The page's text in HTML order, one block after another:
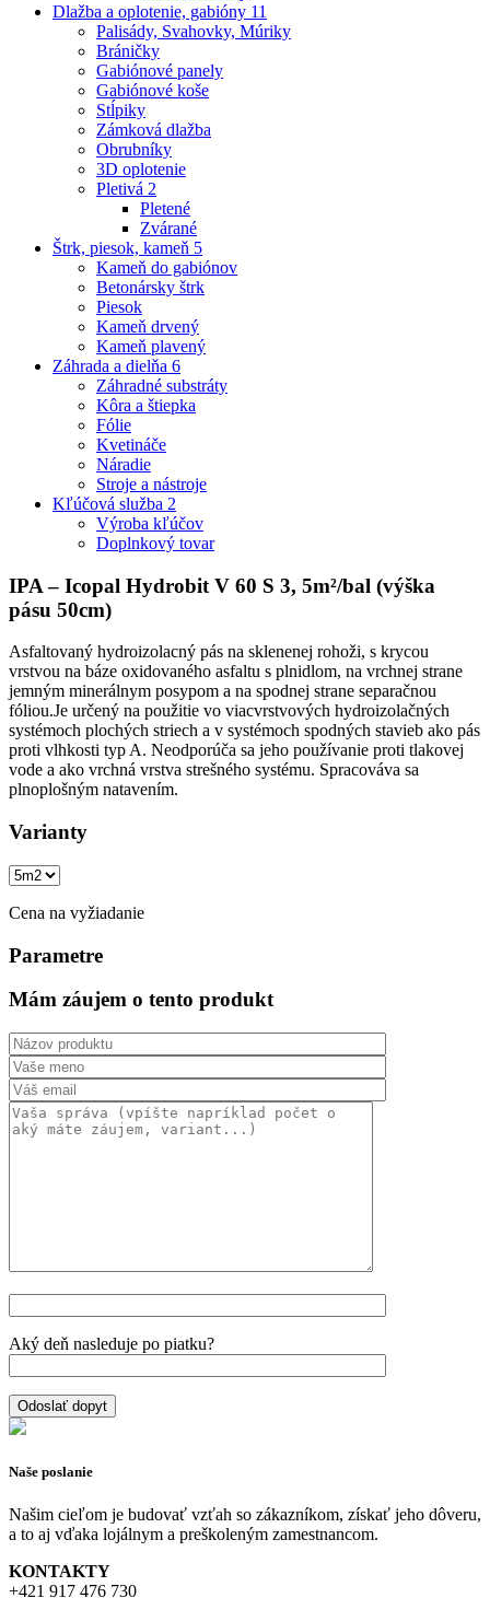
Dlažba a oplotenie, gabióny 11
Palisády, Svahovky, Múriky
Bráničky
Gabiónové panely
Gabiónové koše
Stĺpiky
Zámková dlažba
Obrubníky
3D oplotenie
Pletivá 2
Pletené
Zvárané
Štrk, piesok, kameň 5
Kameň do gabiónov
Betonársky štrk
Piesok
Kameň drvený
Kameň plavený
Záhrada a dielňa 6
Záhradné substráty
Kôra a štiepka
Fólie
Kvetináče
Náradie
Stroje a nástroje
Kľúčová služba 2
Výroba kľúčov
Doplnkový tovar
IPA – Icopal Hydrobit V 60 S 3, 5m²/bal (výška
pásu 50cm)
Asfaltovaný hydroizolacný pás na sklenenej rohoži, s krycou
vrstvou na báze oxidovaného asfaltu s plnidlom, na vrchnej strane
jemným minerálnym posypom a na spodnej strane separačnou
fóliou.Je určený na použitie vo viacvrstvových hydroizolačných
systémoch plochých striech a v systémoch spodných stavieb ako pás
proti vlhkosti typ A. Neodporúča sa jeho používanie proti tlakovej
vode a ako vrchná vrstva strešného systému. Spracováva sa
plnoplošným natavením.
Varianty
Cena na vyžiadanie
Parametre
Mám záujem o tento produkt
Aký deň nasleduje po piatku?
Naše poslanie
Našim cieľom je budovať vzťah so zákazníkom, získať jeho dôveru,
a to aj vďaka lojálnym a preškoleným zamestnancom.
KONTAKTY
+421 917 476 730